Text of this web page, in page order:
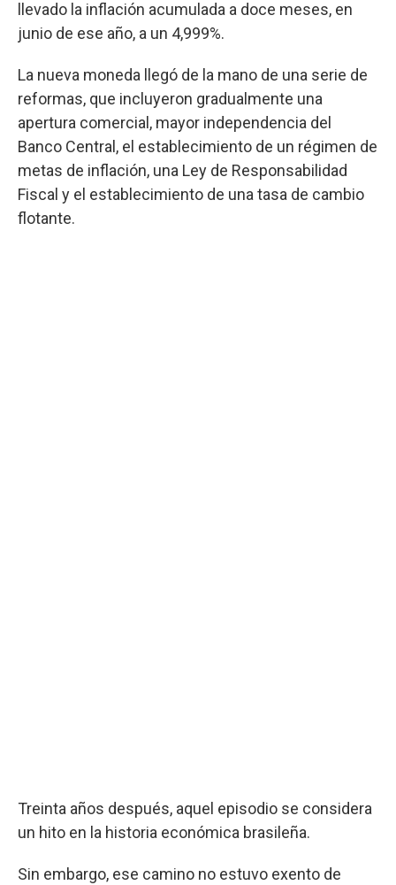
llevado la inflación acumulada a doce meses, en
junio de ese año, a un 4,999%.
La nueva moneda llegó de la mano de una serie de
reformas, que incluyeron gradualmente una
apertura comercial, mayor independencia del
Banco Central, el establecimiento de un régimen de
metas de inflación, una Ley de Responsabilidad
Fiscal y el establecimiento de una tasa de cambio
flotante.
Treinta años después, aquel episodio se considera
un hito en la historia económica brasileña.
Sin embargo, ese camino no estuvo exento de